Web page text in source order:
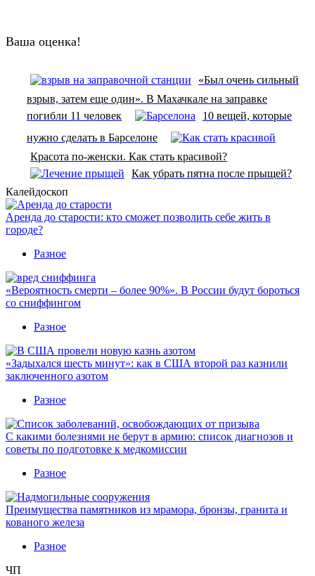
Ваша оценка!
«Был очень сильный
взрыв, затем еще один». В Махачкале на заправке
погибли 11 человек
10 вещей, которые
нужно сделать в Барселоне
Красота по-женски. Как стать красивой?
Как убрать пятна после прыщей?
Калейдоскоп
Аренда до старости: кто сможет позволить себе жить в
городе?
Разное
«Вероятность смерти – более 90%». В России будут бороться
со сниффингом
Разное
«Задыхался шесть минут»: как в США второй раз казнили
заключенного азотом
Разное
С какими болезнями не берут в армию: список диагнозов и
советы по подготовке к медкомиссии
Разное
Преимущества памятников из мрамора, бронзы, гранита и
кованого железа
Разное
ЧП